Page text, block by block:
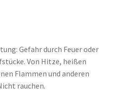
Gefahr durch Feuer oder
Von Hitze, heißen
Flammen und anderen
rauchen.